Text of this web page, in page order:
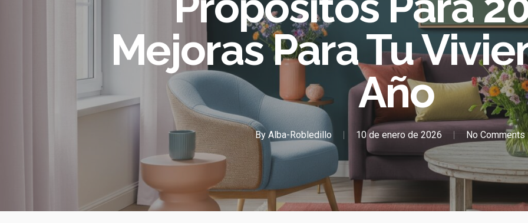
Mejoras Para Tu
Año
By Alba-Robledillo 10 de enero de 2026 No Comments